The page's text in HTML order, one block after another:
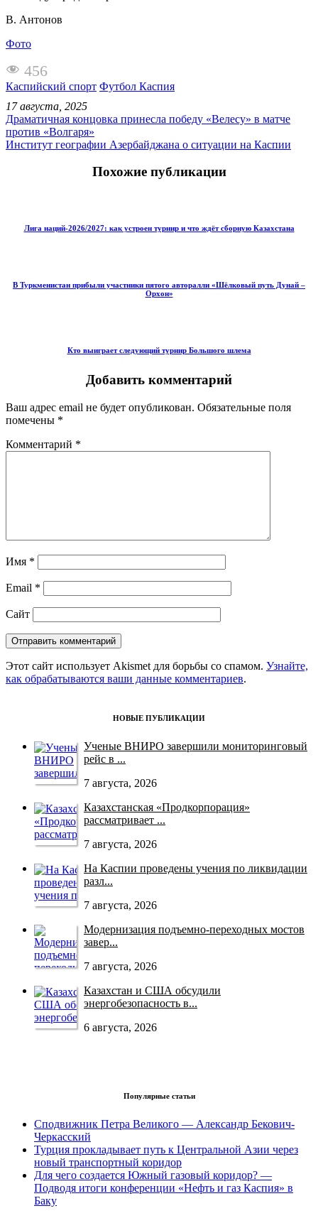
В. Антонов
Фото
456
Каспийский спорт Футбол Каспия
17 августа, 2025
Драматичная концовка принесла победу «Велесу» в матче
против «Волгаря»
Институт географии Азербайджана о ситуации на Каспии
Похожие публикации
Лига наций-2026/2027: как устроен турнир и что ждёт сборную Казахстана
В Туркменистан прибыли участники пятого авторалли «Шёлковый путь Дунай –
Орхон»
Кто выиграет следующий турнир Большого шлема
Добавить комментарий
Ваш адрес email не будет опубликован. Обязательные поля
помечены *
Комментарий *
Имя *
Email *
Сайт
Этот сайт использует Akismet для борьбы со спамом. Узнайте,
как обрабатываются ваши данные комментариев.
НОВЫЕ ПУБЛИКАЦИИ
Ученые ВНИРО завершили мониторинговый
рейс в ...
7 августа, 2026
Казахстанская «Продкорпорация»
рассматривает ...
7 августа, 2026
На Каспии проведены учения по ликвидации
разл...
7 августа, 2026
Модернизация подъемно-переходных мостов
завер...
7 августа, 2026
Казахстан и США обсудили
энергобезопасность в...
6 августа, 2026
Популярные статьи
Сподвижник Петра Великого — Александр Бекович-
Черкасский
Турция прокладывает путь к Центральной Азии через
новый транспортный коридор
Для чего создается Южный газовый коридор? —
Подводя итоги конференции «Нефть и газ Каспия» в
Баку